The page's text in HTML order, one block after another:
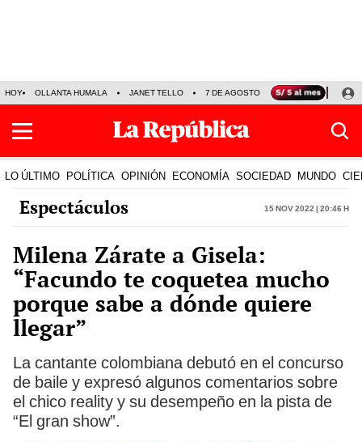
HOY OLLANTA HUMALA JANET TELLO 7 DE AGOSTO TINKA RESULTADOS
LO ÚLTIMO POLÍTICA OPINIÓN ECONOMÍA SOCIEDAD MUNDO
Espectáculos 15 Nov 2022 | 20:46 h
Milena Zárate a Gisela:
“Facundo te coquetea mucho
porque sabe a dónde quiere
llegar”
La cantante colombiana debutó en el concurso
de baile y expresó algunos comentarios sobre
el chico reality y su desempeño en la pista de
“El gran show”.